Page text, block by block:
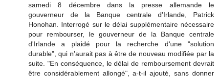
samedi 8 décembre dans la presse allemande le
gouverneur de la Banque centrale d'Irlande, Patrick
Honohan. Interrogé sur le délai supplémentaire nécessaire
pour rembourser, le gouverneur de la Banque centrale
d'Irlande a plaidé pour la recherche d'une "solution
durable", qui n'aurait pas à être de nouveau modifiée par la
suite. "En conséquence, le délai de remboursement devrait
être considérablement allongé", a-t-il ajouté, sans donner